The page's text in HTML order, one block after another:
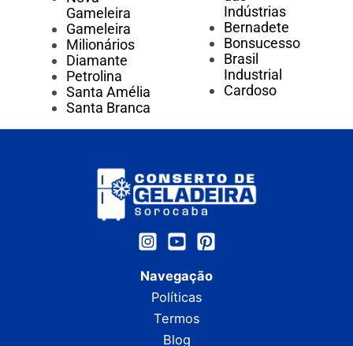
Gameleira
Gameleira
Milionários
Diamante
Petrolina
Santa Amélia
Santa Branca
Indústrias
Bernadete
Bonsucesso
Brasil
Industrial
Cardoso
Navegação
Políticas
Termos
Blog